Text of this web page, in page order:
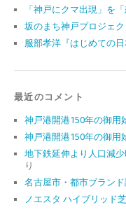
「神戸にクマ出現」を
坂のまち神戸プロジェク
服部孝洋『はじめての日
最近のコメント
神戸港開港150年の御用
神戸港開港150年の御用
地下鉄延伸より人口減
り
名古屋市・都市ブランド
ノエスタ ハイブリッド